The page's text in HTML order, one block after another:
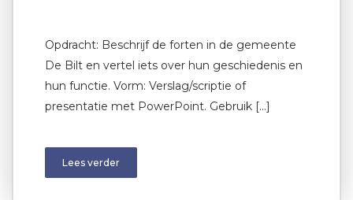
Opdracht: Beschrijf de forten in de gemeente
De Bilt en vertel iets over hun geschiedenis en
hun functie. Vorm: Verslag/scriptie of
presentatie met PowerPoint. Gebruik […]
Lees verder